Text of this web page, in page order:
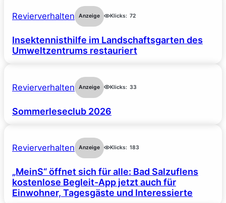
Revierverhalten Anzeige Klicks: 72
Insektennisthilfe im Landschaftsgarten des
Umweltzentrums restauriert
Revierverhalten Anzeige Klicks: 33
Sommerleseclub 2026
Revierverhalten Anzeige Klicks: 183
„MeinS“ öffnet sich für alle: Bad Salzuflens
kostenlose Begleit-App jetzt auch für
Einwohner, Tagesgäste und Interessierte